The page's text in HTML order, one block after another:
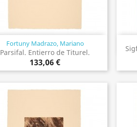
Fortuny Madrazo, Mariano
Parsifal. Entierro de Titurel.
133,06 €
Vista rápida